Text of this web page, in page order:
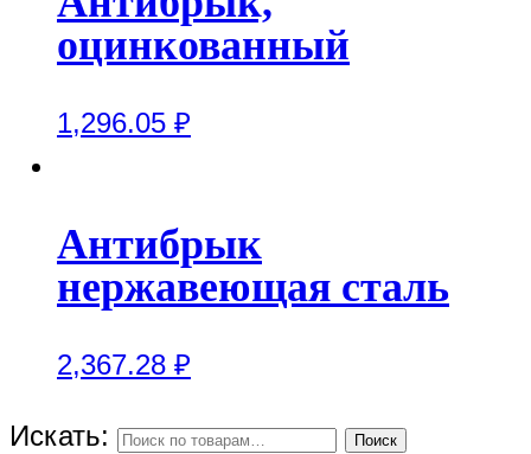
оцинкованный
1,296.05 ₽
Антибрык
нержавеющая сталь
2,367.28 ₽
Искать: Поиск